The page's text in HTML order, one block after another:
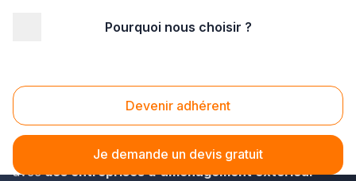
Pourquoi nous choisir ?
Devenir adhérent
Je demande un devis gratuit
Aménagement extérieur Chartres (28000)
Vous envisagez de transformer votre espace extérieur à
Chartres ? La solution Plus que pro vous met en relation
avecdes entreprises d'aménagement extérieur